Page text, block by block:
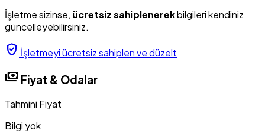
İşletme sizinse, ücretsiz sahiplenerekbilgileri kendiniz
güncelleyebilirsiniz.
verified_user İşletmeyi ücretsiz sahiplen ve düzelt
payments Fiyat & Odalar
Tahmini Fiyat
Bilgi yok